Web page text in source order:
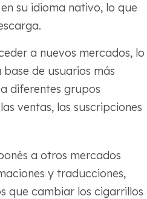
su idioma nativo, lo que
a nuevos mercados, lo
de usuarios más
diferentes grupos
ventas, las suscripciones
a otros mercados
y traducciones,
que cambiar los cigarrillos